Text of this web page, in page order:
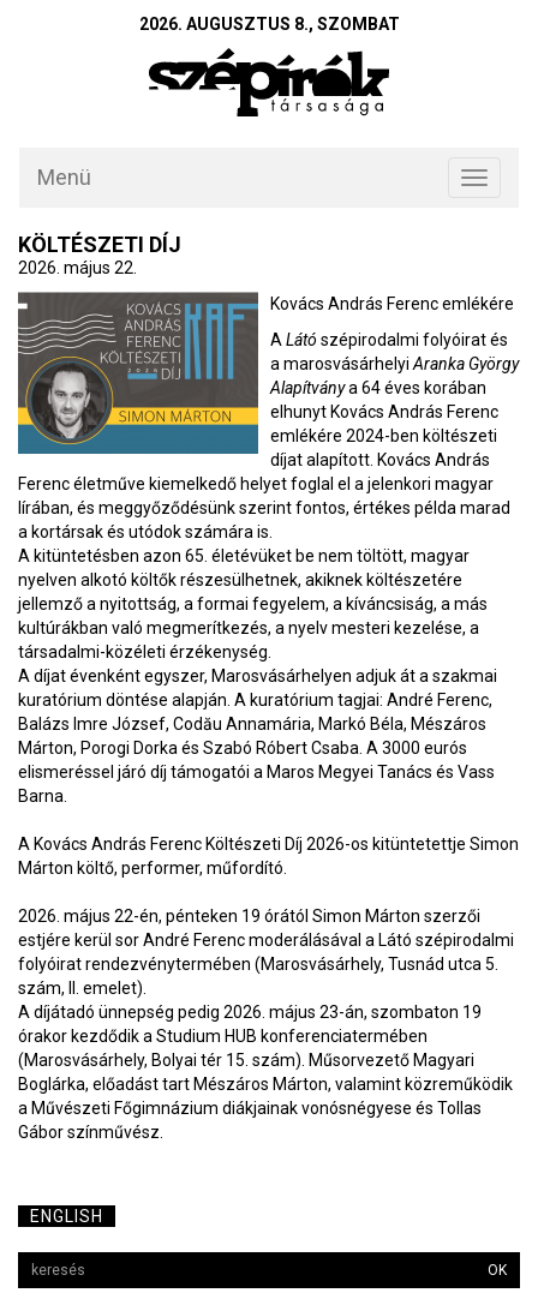
2026. AUGUSZTUS 8., SZOMBAT
Toggle
Menü
KÖLTÉSZETI DÍJ
2026. május 22.
Kovács András Ferenc emlékére
ALátó szépirodalmi folyóirat és
a marosvásárhelyiAranka György
Alapítványa 64 éves korában
elhunyt Kovács András Ferenc
emlékére 2024-ben költészeti
díjat alapított. Kovács András
Ferenc életműve kiemelkedő helyet foglal el a jelenkori magyar
lírában, és meggyőződésünk szerint fontos, értékes példa marad
a kortársak és utódok számára is.
A kitüntetésben azon 65. életévüket be nem töltött, magyar
nyelven alkotó költők részesülhetnek, akiknek költészetére
jellemző a nyitottság, a formai fegyelem, a kíváncsiság, a más
kultúrákban való megmerítkezés, a nyelv mesteri kezelése, a
társadalmi-közéleti érzékenység.
A díjat évenként egyszer, Marosvásárhelyen adjuk át a szakmai
kuratórium döntése alapján. A kuratórium tagjai: André Ferenc,
Balázs Imre József, Codău Annamária, Markó Béla, Mészáros
Márton, Porogi Dorka és Szabó Róbert Csaba. A 3000 eurós
elismeréssel járó díj támogatói a Maros Megyei Tanács és Vass
Barna.
A Kovács András Ferenc Költészeti Díj 2026-os kitüntetettje Simon
Márton költő, performer, műfordító.
2026. május 22-én, pénteken 19 órától Simon Márton szerzői
estjére kerül sor André Ferenc moderálásával a Látó szépirodalmi
folyóirat rendezvénytermében (Marosvásárhely, Tusnád utca 5.
szám, II. emelet).
A díjátadó ünnepség pedig 2026. május 23-án, szombaton 19
órakor kezdődik a Studium HUB konferenciatermében
(Marosvásárhely, Bolyai tér 15. szám). Műsorvezető Magyari
Boglárka, előadást tart Mészáros Márton, valamint közreműködik
a Művészeti Főgimnázium diákjainak vonósnégyese és Tollas
Gábor színművész.
ENGLISH
OK